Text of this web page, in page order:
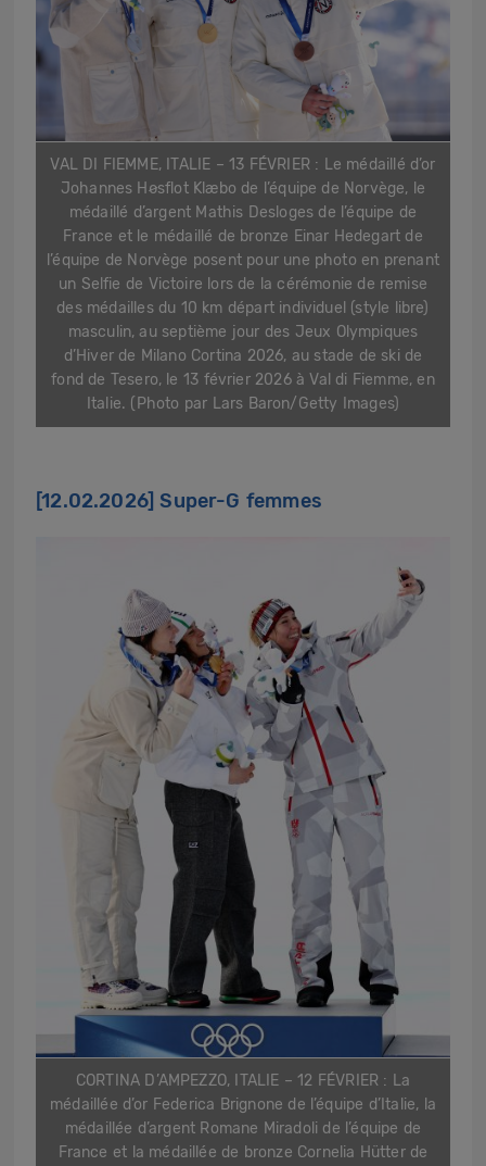
VAL DI FIEMME, ITALIE – 13 FÉVRIER : Le médaillé d’or
Johannes Høsflot Klæbo de l’équipe de Norvège, le
médaillé d’argent Mathis Desloges de l’équipe de
France et le médaillé de bronze Einar Hedegart de
l’équipe de Norvège posent pour une photo en prenant
un Selfie de Victoire lors de la cérémonie de remise
des médailles du 10 km départ individuel (style libre)
masculin, au septième jour des Jeux Olympiques
d’Hiver de Milano Cortina 2026, au stade de ski de
fond de Tesero, le 13 février 2026 à Val di Fiemme, en
Italie. (Photo par Lars Baron/Getty Images)
[12.02.2026] Super-G femmes
CORTINA D’AMPEZZO, ITALIE – 12 FÉVRIER : La
médaillée d’or Federica Brignone de l’équipe d’Italie, la
médaillée d’argent Romane Miradoli de l’équipe de
France et la médaillée de bronze Cornelia Hütter de